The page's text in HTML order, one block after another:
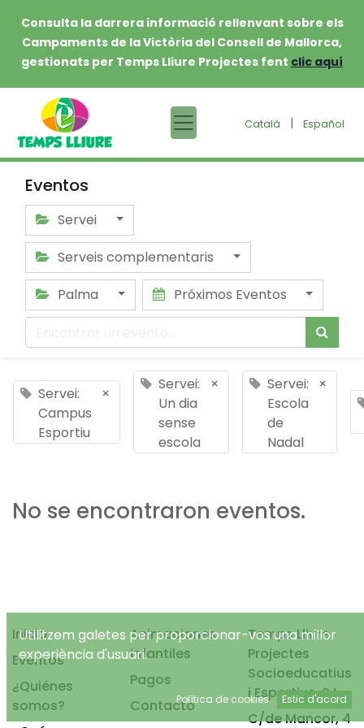
Consulta la darrera informació rellenvant sobre els
Campaments de la Victòria del Consell de Mallorca,
gestionats per Temps Lliure Projectes fent clic aquí
Català | Español
Eventos
Servei
Serveis complementaris
Palma
Próximos Eventos
Servei:
Campus
Esportiu
×
Servei:
Un dia
sense
escola
×
Servei:
Escola
de
Nadal
×
No se encontraron eventos.
Inicio
Eventos
¿Quiénes
somos?
Animaciones
infantiles
Pagos
Contacto
Temps Lliure
Projectes
Socioeducatius
i Esportius, S.L.
C/de Mancor, 4
Utilitzem galetes per proporcionar-vos una millor
experiència d'usuari.
Política de cookies Estic d'acord